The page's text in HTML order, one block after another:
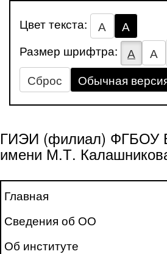
Цвет текста: А
А
Размер шрифтра:
А А
Сброс
Обычная
ГИЭИ (филиал) ФГБОУ
имени М.Т.
Главная
Сведения об ОО
Об институте